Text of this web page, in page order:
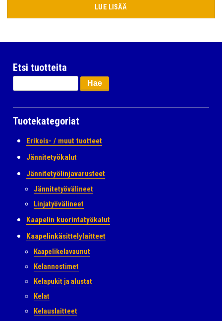
LUE LISÄÄ
Etsi tuotteita
Tuotekategoriat
Erikois- / muut tuotteet
Jännitetyökalut
Jännitetyölinjavarusteet
Jännitetyövälineet
Linjatyövälineet
Kaapelin kuorintatyökalut
Kaapelinkäsittelylaitteet
Kaapelikelavaunut
Kelannostimet
Kelapukit ja alustat
Kelat
Kelauslaitteet